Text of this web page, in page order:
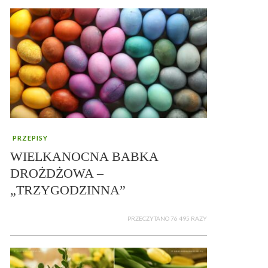
PRZEPISY
WIELKANOCNA BABKA
DROŻDŻOWA –
„TRZYGODZINNA”
PRZECZYTANO 76 495 RAZY